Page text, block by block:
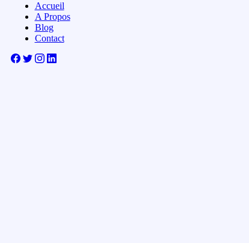
Accueil
A Propos
Blog
Contact